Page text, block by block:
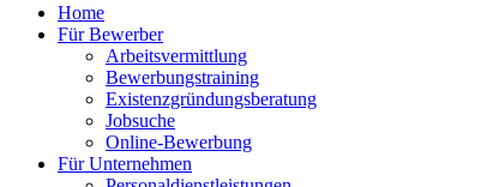
Home
Für Bewerber
Arbeitsvermittlung
Bewerbungstraining
Existenzgründungsberatung
Jobsuche
Online-Bewerbung
Für Unternehmen